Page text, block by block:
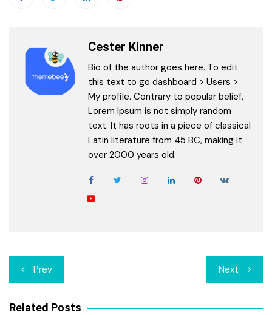
Cester Kinner
Bio of the author goes here. To edit
this text to go dashboard > Users >
My profile. Contrary to popular belief,
Lorem Ipsum is not simply random
text. It has roots in a piece of classical
Latin literature from 45 BC, making it
over 2000 years old.
Post
navigation
Prev Next
Related Posts